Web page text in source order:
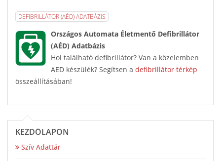
DEFIBRILLÁTOR (AÉD) ADATBÁZIS
Országos Automata Életmentő Defibrillátor
(AÉD) Adatbázis
Hol található defibrillátor? Van a közelemben
AED készülék? Segítsen a defibrillátor térkép
összeállításában!
KEZDŐLAPON
Szív Adattár